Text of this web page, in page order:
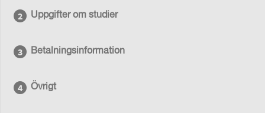
Uppgifter om studier
Betalningsinformation
Övrigt